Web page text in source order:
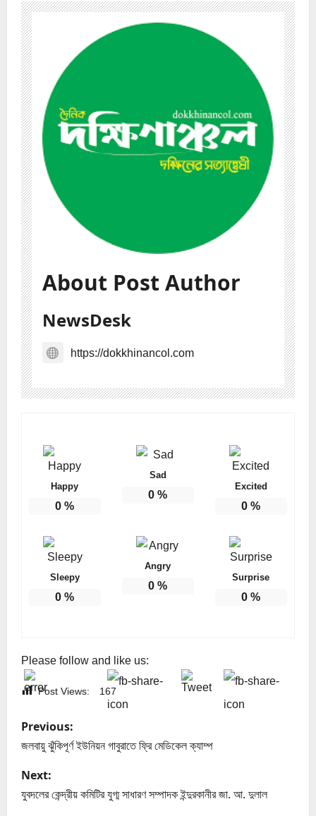
About Post Author
NewsDesk
https://dokkhinancol.com
Happy
0 %
Sad
0 %
Excited
0 %
Sleepy
0 %
Angry
0 %
Surprise
0 %
Please follow and like us:
Post Views: 167
P
o
s
t
Previous:
জলবায়ু ঝুঁকিপূর্ণ ইউনিয়ন গাবুরাতে ফ্রি মেডিকেল ক্যাম্প
Next:
যুবদলের কেন্দ্রীয় কমিটির যুগ্ম সাধারণ সম্পাদক ইন্দুরকানীর জা. আ. দুলাল